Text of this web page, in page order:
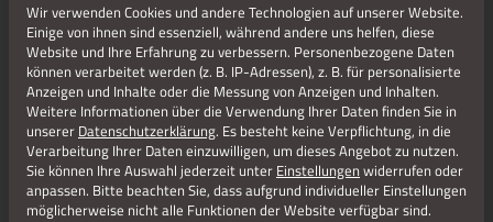
Wir verwenden Cookies und andere Technologien auf unserer Website.
Einige von ihnen sind essenziell, während andere uns helfen, diese
Website und Ihre Erfahrung zu verbessern. Personenbezogene Daten
können verarbeitet werden (z. B. IP-Adressen), z. B. für personalisierte
Anzeigen und Inhalte oder die Messung von Anzeigen und Inhalten.
Weitere Informationen über die Verwendung Ihrer Daten finden Sie in
unserer Datenschutzerklärung. Es besteht keine Verpflichtung, in die
Verarbeitung Ihrer Daten einzuwilligen, um dieses Angebot zu nutzen.
Sie können Ihre Auswahl jederzeit unter Einstellungen widerrufen oder
anpassen. Bitte beachten Sie, dass aufgrund individueller Einstellungen
möglicherweise nicht alle Funktionen der Website verfügbar sind.